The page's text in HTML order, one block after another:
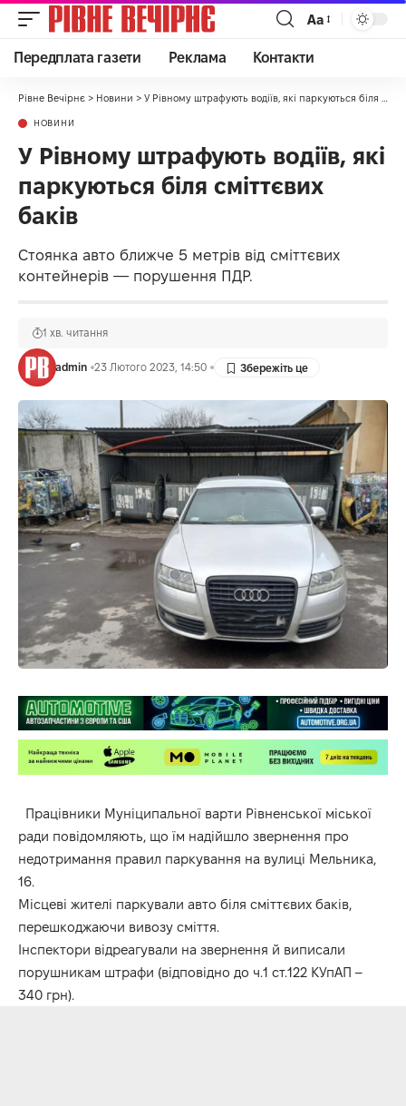
Аа
Передплата газети Реклама Контакти
Рівне Вечірнє > Новини > У Рівному штрафують водіїв, які паркуються біля сміттєвих баків
НОВИНИ
У Рівному штрафують водіїв, які
паркуються біля сміттєвих
баків
Стоянка авто ближче 5 метрів від сміттєвих
контейнерів — порушення ПДР.
admin 23 Лютого 2023, 14:50
1 хв. читання
Працівники Муніципальної варти Рівненської міської
ради повідомляють, що їм надійшло звернення про
недотримання правил паркування на вулиці Мельника,
16.
Місцеві жителі паркували авто біля сміттєвих баків,
перешкоджаючи вивозу сміття.
Інспектори відреагували на звернення й виписали
порушникам штрафи (відповідно до ч.1 ст.122 КУпАП –
340 грн).